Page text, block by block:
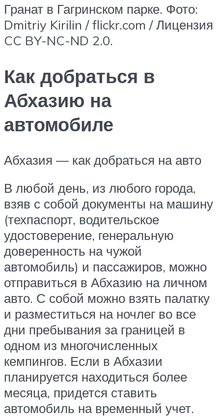
Гранат в Гагринском парке. Фото:
Dmitriy Kirilin / flickr.com / Лицензия
CC BY-NC-ND 2.0.
Как добраться в
Абхазию на
автомобиле
Абхазия — как добраться на авто
В любой день, из любого города,
взяв с собой документы на машину
(техпаспорт, водительское
удостоверение, генеральную
доверенность на чужой
автомобиль) и пассажиров, можно
отправиться в Абхазию на личном
авто. С собой можно взять палатку
и разместиться на ночлег во все
дни пребывания за границей в
одном из многочисленных
кемпингов. Если в Абхазии
планируется находиться более
месяца, придется ставить
автомобиль на временный учет.